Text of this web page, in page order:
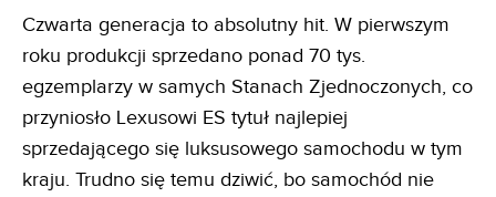
Czwarta generacja to absolutny hit. W pierwszym
roku produkcji sprzedano ponad 70 tys.
egzemplarzy w samych Stanach Zjednoczonych, co
przyniosło Lexusowi ES tytuł najlepiej
sprzedającego się luksusowego samochodu w tym
kraju. Trudno się temu dziwić, bo samochód nie